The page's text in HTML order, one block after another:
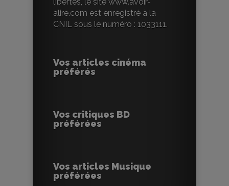
alire.com est enregistré à la
CNIL sous le numéro : 1033111.
Vos articles cinéma
préférés
Vos critiques BD
préférées
Vos articles Musique
préférées